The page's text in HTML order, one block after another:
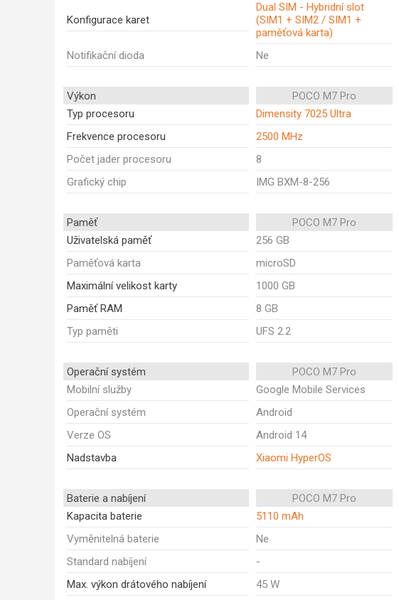
Konfigurace karet
Dual SIM - Hybridní slot
(SIM1 + SIM2 / SIM1 +
paměťová karta)
Notifikační dioda Ne
Výkon POCO M7 Pro
Typ procesoru
Dimensity 7025 Ultra
Frekvence procesoru
2500 MHz
Počet jader procesoru
8
Grafický chip
IMG BXM-8-256
Paměť POCO M7 Pro
Uživatelská paměť
256 GB
Paměťová karta
microSD
Maximální velikost karty
1000 GB
Paměť RAM
8 GB
Typ paměti
UFS 2.2
Operační systém POCO M7 Pro
Mobilní služby
Google Mobile Services
Operační systém
Android
Verze OS
Android 14
Nadstavba
Xiaomi HyperOS
Baterie a nabíjení POCO M7 Pro
Kapacita baterie
5110 mAh
Vyměnitelná baterie
Ne
Standard nabíjení
-
Max. výkon drátového nabíjení
45 W